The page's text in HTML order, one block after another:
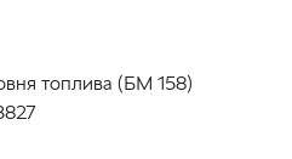
топлива (БМ 158)